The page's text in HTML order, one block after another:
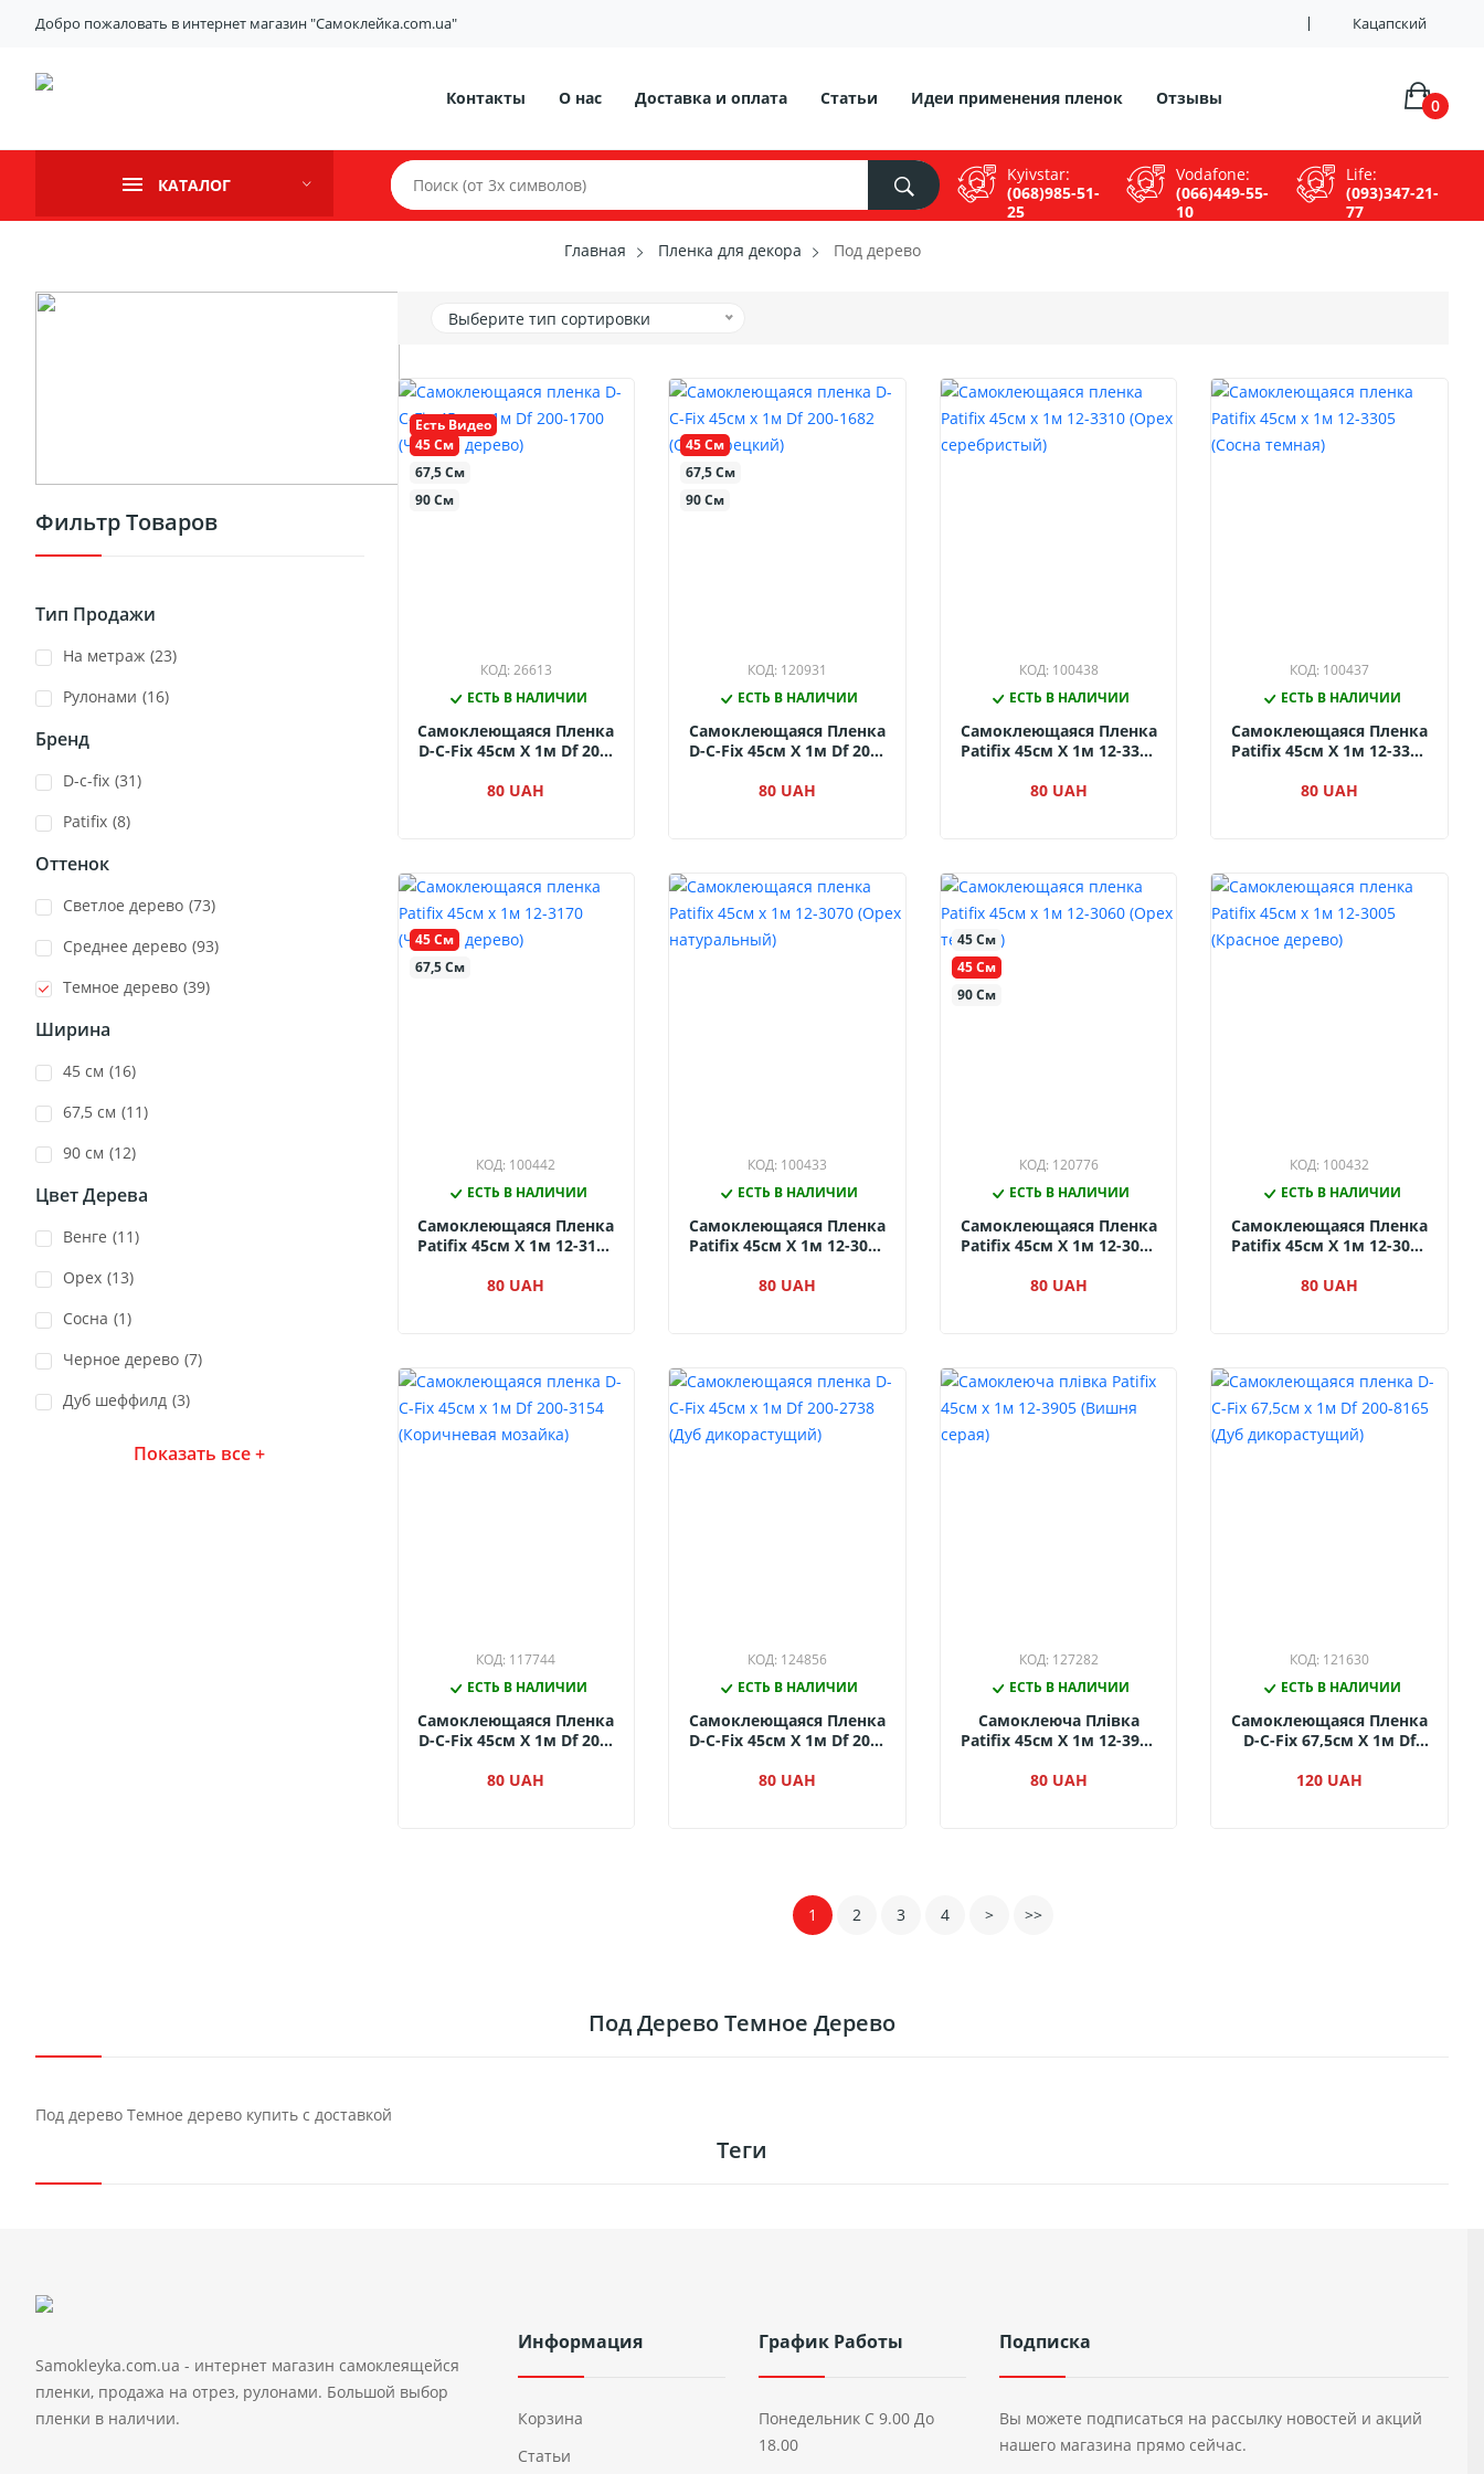
Добро пожаловать в интернет магазин "Самоклейка.com.ua" Кацапский
Контакты О нас Доставка и оплата Статьи Идеи применения пленок Отзывы 0
КАТАЛОГ
Kyivstar:
(068)985-51-
25
Vodafone:
(066)449-55-
10
Life:
(093)347-21-
77
Главная
Пленка для декора Под дерево
Выберите тип сортировки
Есть Видео
45 См
67,5 См
90 См
КОД: 26613
ЕСТЬ В НАЛИЧИИ
Самоклеющаяся Пленка
D-C-Fix 45см Х 1м Df 200-
80 UAH
45 См
67,5 См
90 См
КОД: 120931
ЕСТЬ В НАЛИЧИИ
Самоклеющаяся Пленка
D-C-Fix 45см Х 1м Df 200-
80 UAH
КОД: 100438
ЕСТЬ В НАЛИЧИИ
Самоклеющаяся Пленка
Patifix 45см Х 1м 12-3310
80 UAH
КОД: 100437
ЕСТЬ В НАЛИЧИИ
Самоклеющаяся Пленка
Patifix 45см Х 1м 12-3305
80 UAH
45 См
67,5 См
КОД: 100442
ЕСТЬ В НАЛИЧИИ
Самоклеющаяся Пленка
Patifix 45см Х 1м 12-3170
80 UAH
КОД: 100433
ЕСТЬ В НАЛИЧИИ
Самоклеющаяся Пленка
Patifix 45см Х 1м 12-3070
80 UAH
45 См
45 См
90 См
КОД: 120776
ЕСТЬ В НАЛИЧИИ
Самоклеющаяся Пленка
Patifix 45см Х 1м 12-3060
80 UAH
КОД: 100432
ЕСТЬ В НАЛИЧИИ
Самоклеющаяся Пленка
Patifix 45см Х 1м 12-3005
80 UAH
КОД: 117744
ЕСТЬ В НАЛИЧИИ
Самоклеющаяся Пленка
D-C-Fix 45см Х 1м Df 200-
Мозайка)
80 UAH
КОД: 124856
ЕСТЬ В НАЛИЧИИ
Самоклеющаяся Пленка
D-C-Fix 45см Х 1м Df 200-
Дикорастущий)
80 UAH
КОД: 127282
ЕСТЬ В НАЛИЧИИ
Самоклеюча Плівка
Patifix 45см Х 1м 12-3905
80 UAH
КОД: 121630
ЕСТЬ В НАЛИЧИИ
Самоклеющаяся Пленка
D-C-Fix 67,5см Х 1м Df
Дикорастущий)
120 UAH
1 2 3 4 > >>
Фильтр Товаров
Тип Продажи
На метраж (23)
Рулонами (16)
Бренд
D-c-fix (31)
Patifix (8)
Оттенок
Светлое дерево (73)
Среднее дерево (93)
Темное дерево (39)
Ширина
45 см (16)
67,5 см (11)
90 см (12)
Цвет Дерева
Венге (11)
Орех (13)
Сосна (1)
Черное дерево (7)
Дуб шеффилд (3)
Показать все +
Под Дерево Темное Дерево
Под дерево Темное дерево купить с доставкой
Теги
Samokleyka.com.ua - интернет магазин самоклеящейся
пленки, продажа на отрез, рулонами. Большой выбор
пленки в наличии.
Информация
Корзина
Статьи
График Работы
Понедельник С 9.00 До
18.00
Подписка
Вы можете подписаться на рассылку новостей и акций
нашего магазина прямо сейчас.